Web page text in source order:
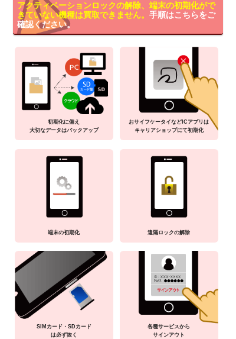
アクティベーションロックの解除、端末の初期化がで
きていない機種は買取できません。 手順はこちらをご
確認ください。
初期化に備え
大切なデータはバックアップ
おサイフケータイなどICアプリは
キャリアショップにて初期化
端末の初期化 遠隔ロックの解除
SIMカード・SDカード
は必ず抜く
各種サービスから
サインアウト